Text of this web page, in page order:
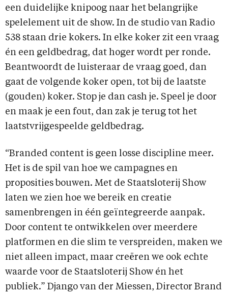
een duidelijke knipoog naar het belangrijke
spelelement uit de show. In de studio van Radio
538 staan drie kokers. In elke koker zit een vraag
én een geldbedrag, dat hoger wordt per ronde.
Beantwoordt de luisteraar de vraag goed, dan
gaat de volgende koker open, tot bij de laatste
(gouden) koker. Stop je dan cash je. Speel je door
en maak je een fout, dan zak je terug tot het
laatstvrijgespeelde geldbedrag.
“Branded content is geen losse discipline meer.
Het is de spil van hoe we campagnes en
proposities bouwen. Met de Staatsloterij Show
laten we zien hoe we bereik en creatie
samenbrengen in één geïntegreerde aanpak.
Door content te ontwikkelen over meerdere
platformen en die slim te verspreiden, maken we
niet alleen impact, maar creëren we ook echte
waarde voor de Staatsloterij Show én het
publiek.” Django van der Miessen, Director Brand